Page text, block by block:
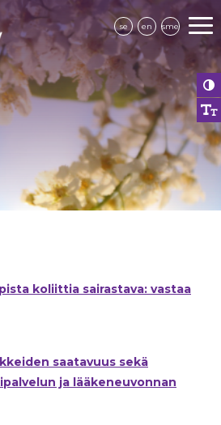
se en sme
koliittia sairastava: vastaa
saatavuus sekä
ja lääkeneuvonnan